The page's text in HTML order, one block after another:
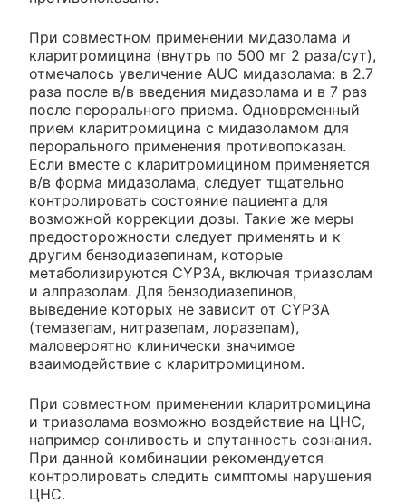
При совместном применении мидазолама и
кларитромицина (внутрь по 500 мг 2 раза/сут),
отмечалось увеличение AUC мидазолама: в 2.7
раза после в/в введения мидазолама и в 7 раз
после перорального приема. Одновременный
прием кларитромицина с мидазоламом для
перорального применения противопоказан.
Если вместе с кларитромицином применяется
в/в форма мидазолама, следует тщательно
контролировать состояние пациента для
возможной коррекции дозы. Такие же меры
предосторожности следует применять и к
другим бензодиазепинам, которые
метаболизируются CYP3A, включая триазолам
и алпразолам. Для бензодиазепинов,
выведение которых не зависит от CYP3A
(темазепам, нитразепам, лоразепам),
маловероятно клинически значимое
взаимодействие с кларитромицином.
При совместном применении кларитромицина
и триазолама возможно воздействие на ЦНС,
например сонливость и спутанность сознания.
При данной комбинации рекомендуется
контролировать следить симптомы нарушения
ЦНС.